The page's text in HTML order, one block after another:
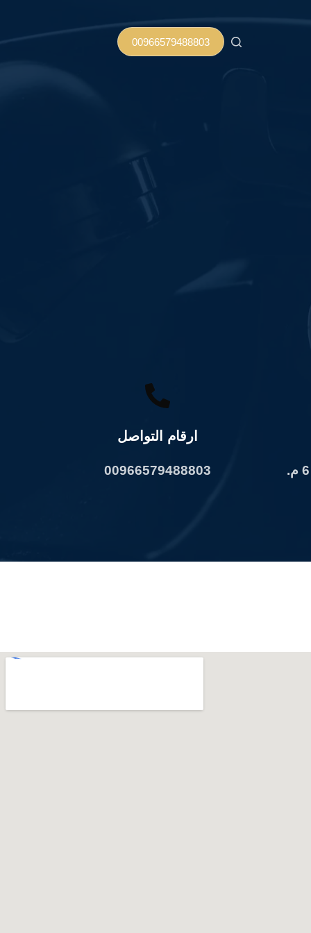
00966579488803
ارقام التواصل
00966579488803